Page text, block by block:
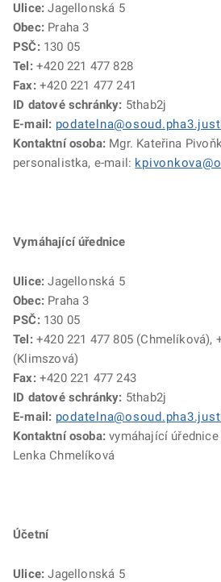
Ulice:Jagellonská 5
Obec: Praha 3
PSČ: 130 05
Tel: +420 221 477 828
Fax: +420 221 477 241
ID datové schránky: 5thab2j
E-mail:
Kontaktní osoba: Mgr. Kateřina
personalistka, e-mail:
Vymáhající úřednice
Ulice:Jagellonská 5
Obec: Praha 3
PSČ: 130 05
Tel: +420 221 477 805 (Chmelíková),
(Klimszová)
Fax: +420 221 477 243
ID datové schránky: 5thab2j
E-mail:
Kontaktní osoba:vymáhající
Lenka Chmelíková
Účetní
Ulice:Jagellonská 5